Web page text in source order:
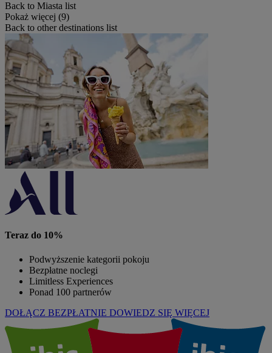
Back to Miasta list
Pokaż więcej (9)
Back to other destinations list
Teraz do 10%
Podwyższenie kategorii pokoju
Bezpłatne noclegi
Limitless Experiences
Ponad 100 partnerów
DOŁĄCZ BEZPŁATNIE DOWIEDZ SIĘ WIĘCEJ